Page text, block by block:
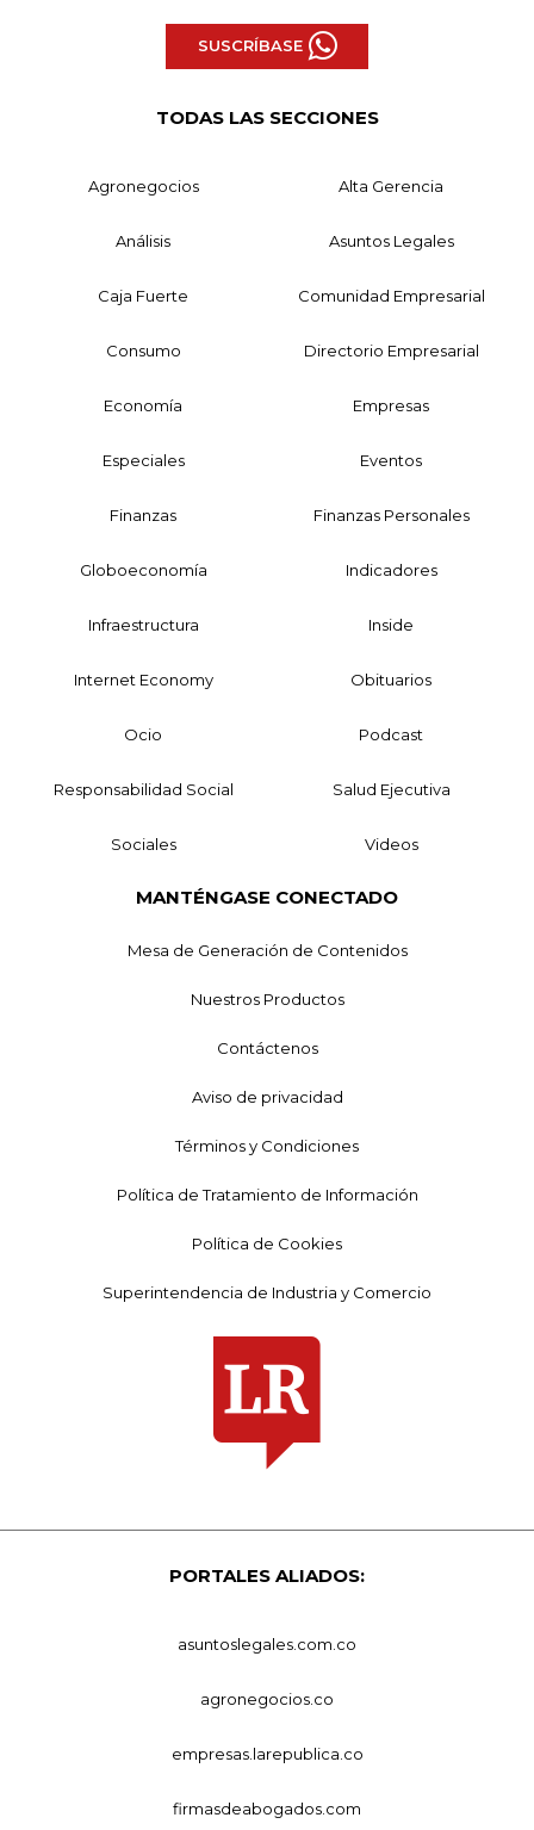
SUSCRÍBASE
TODAS LAS SECCIONES
Agronegocios Alta Gerencia
Análisis Asuntos Legales
Caja Fuerte Comunidad Empresarial
Consumo Directorio Empresarial
Economía Empresas
Especiales Eventos
Finanzas Finanzas Personales
Globoeconomía Indicadores
Infraestructura Inside
Internet Economy Obituarios
Ocio Podcast
Responsabilidad Social Salud Ejecutiva
Sociales Videos
MANTÉNGASE CONECTADO
Mesa de Generación de Contenidos
Nuestros Productos
Contáctenos
Aviso de privacidad
Términos y Condiciones
Política de Tratamiento de Información
Política de Cookies
Superintendencia de Industria y Comercio
PORTALES ALIADOS:
asuntoslegales.com.co
agronegocios.co
empresas.larepublica.co
firmasdeabogados.com